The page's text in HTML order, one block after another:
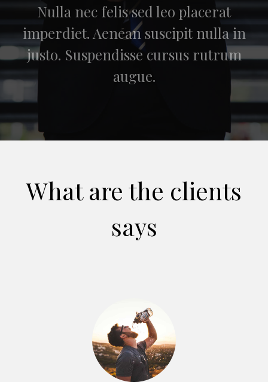
Nulla nec felis sed leo placerat
imperdiet. Aenean suscipit nulla in
justo. Suspendisse cursus rutrum
augue.
What are the clients
says